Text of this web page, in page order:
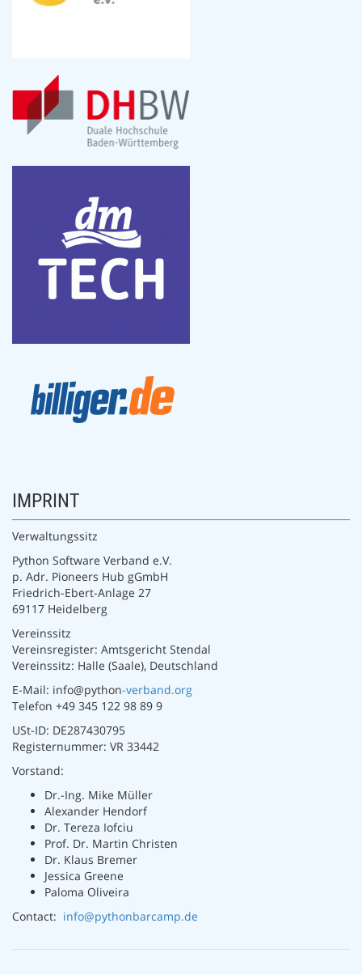
IMPRINT
Verwaltungssitz
Python Software Verband e.V.
p. Adr. Pioneers Hub gGmbH
Friedrich-Ebert-Anlage 27
69117 Heidelberg
Vereinssitz
Vereinsregister: Amtsgericht Stendal
Vereinssitz: Halle (Saale), Deutschland
E-Mail: info@python-verband.org
Telefon +49 345 122 98 89 9
USt-ID: DE287430795
Registernummer: VR 33442
Vorstand:
Dr.-Ing. Mike Müller
Alexander Hendorf
Dr. Tereza Iofciu
Prof. Dr. Martin Christen
Dr. Klaus Bremer
Jessica Greene
Paloma Oliveira
Contact: info@pythonbarcamp.de